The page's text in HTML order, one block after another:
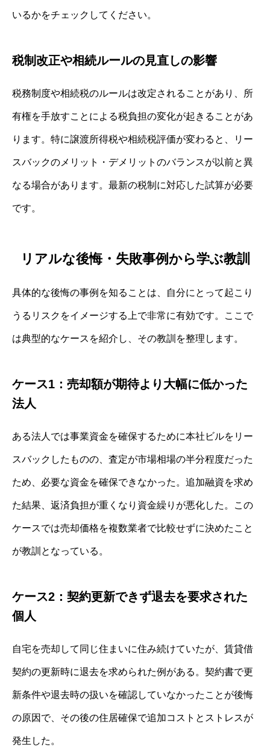
いるかをチェックしてください。
税制改正や相続ルールの見直しの影響
税務制度や相続税のルールは改定されることがあり、所
有権を手放すことによる税負担の変化が起きることがあ
ります。特に譲渡所得税や相続税評価が変わると、リー
スバックのメリット・デメリットのバランスが以前と異
なる場合があります。最新の税制に対応した試算が必要
です。
リアルな後悔・失敗事例から学ぶ教訓
具体的な後悔の事例を知ることは、自分にとって起こり
うるリスクをイメージする上で非常に有効です。ここで
は典型的なケースを紹介し、その教訓を整理します。
ケース1：売却額が期待より大幅に低かった
法人
ある法人では事業資金を確保するために本社ビルをリー
スバックしたものの、査定が市場相場の半分程度だった
ため、必要な資金を確保できなかった。追加融資を求め
た結果、返済負担が重くなり資金繰りが悪化した。この
ケースでは売却価格を複数業者で比較せずに決めたこと
が教訓となっている。
ケース2：契約更新できず退去を要求された
個人
自宅を売却して同じ住まいに住み続けていたが、賃貸借
契約の更新時に退去を求められた例がある。契約書で更
新条件や退去時の扱いを確認していなかったことが後悔
の原因で、その後の住居確保で追加コストとストレスが
発生した。